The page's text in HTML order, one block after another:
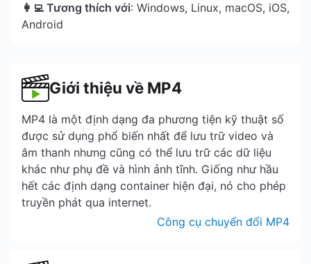
👩‍💻 Tương thích với: Windows, Linux, macOS, iOS,
Android
Giới thiệu về MP4
MP4 là một định dạng đa phương tiện kỹ thuật số
được sử dụng phổ biến nhất để lưu trữ video và
âm thanh nhưng cũng có thể lưu trữ các dữ liệu
khác như phụ đề và hình ảnh tĩnh. Giống như hầu
hết các định dạng container hiện đại, nó cho phép
truyền phát qua internet.
Công cụ chuyển đổi MP4